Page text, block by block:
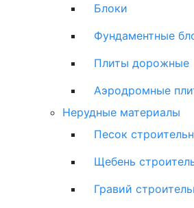
Блоки
Фундаментные
Плиты дорожные
Аэродромные
Нерудные материалы
Песок
Щебень
Гравий